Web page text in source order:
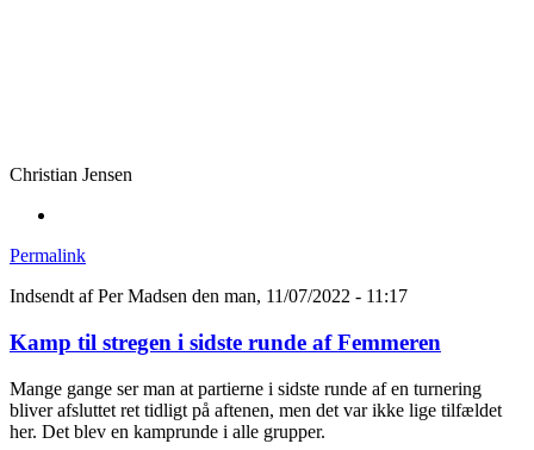
Christian Jensen
Permalink
Indsendt afPer Madsen den man, 11/07/2022 - 11:17
Kamp til stregen i sidste runde af Femmeren
Mange gange ser man at partierne i sidste runde af en turnering
bliver afsluttet ret tidligt på aftenen, men det var ikke lige tilfældet
her. Det blev en kamprunde i alle grupper.